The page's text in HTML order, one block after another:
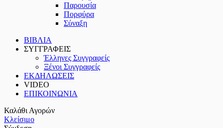
Παρουσία
Πορφύρα
Σύναξη
ΒΙΒΛΙΑ
ΣΥΓΓΡΑΦΕΙΣ
Έλληνες Συγγραφείς
Ξένοι Συγγραφείς
ΕΚΔΗΛΩΣΕΙΣ
VIDEO
ΕΠΙΚΟΙΝΩΝΙΑ
Καλάθι Αγορών
Κλείσιμο